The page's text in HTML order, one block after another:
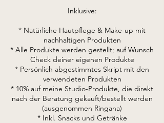
Inklusive:
* Natürliche Hautpflege & Make-up mit
nachhaltigen Produkten
* Alle Produkte werden gestellt; auf Wunsch
Check deiner eigenen Produkte
* Persönlich abgestimmtes Skript mit den
verwendeten Produkten
* 10% auf meine Studio-Produkte, die direkt
nach der Beratung gekauft/bestellt werden
(ausgenommen Ringana)
* Inkl. Snacks und Getränke